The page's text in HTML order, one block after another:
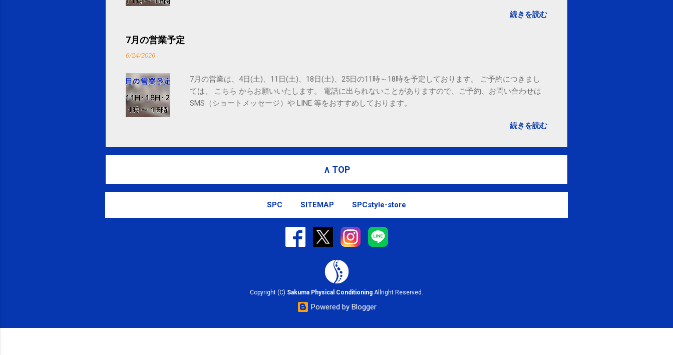
続きを読む
7月の営業予定
6/24/2026
7月の営業は、4日(土)、11日(土)、18日(土)、25日の11時～18時を予定しております。 ご予約につきまし
ては、 こちら からお願いいたします。 電話に出られないことがありますので、ご予約、お問い合わせは
SMS（ショートメッセージ）や LINE 等をおすすめしております。
続きを読む
∧ TOP
SPC SITEMAP SPCstyle-store
Copyright (C) Sakuma Physical Conditioning Allright Reserved.
Powered by Blogger